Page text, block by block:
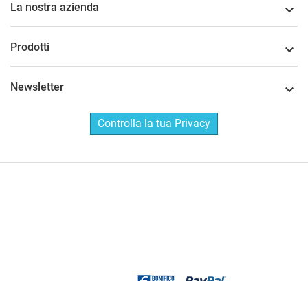
La nostra azienda 
Prodotti 
Newsletter 
Controlla la tua Privacy